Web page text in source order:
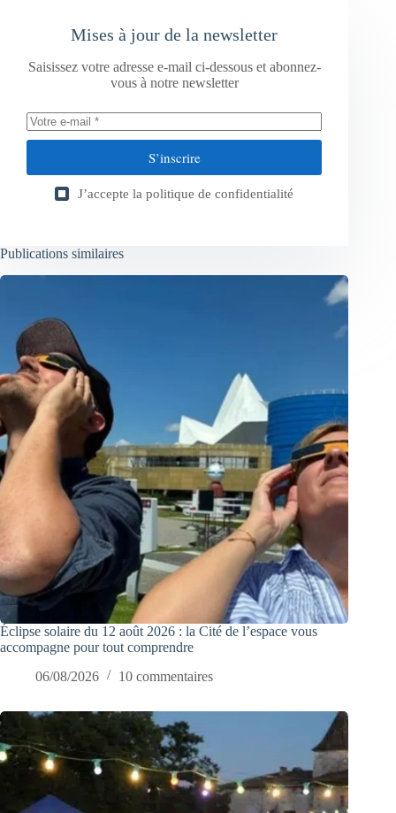
Mises à jour de la newsletter
Saisissez votre adresse e-mail ci-dessous et abonnez-
vous à notre newsletter
S’inscrire
J’accepte la politique de confidentialité
Publications similaires
Éclipse solaire du 12 août 2026 : la Cité de l’espace vous
accompagne pour tout comprendre
06/08/2026
10 commentaires